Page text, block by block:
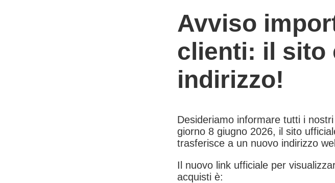
Avviso
clienti: il sito
indirizzo!
Desideriamo informare tutti i
giorno 8 giugno 2026, il sito
trasferisce a un nuovo indirizzo
Il nuovo link ufficiale per
acquisti è: